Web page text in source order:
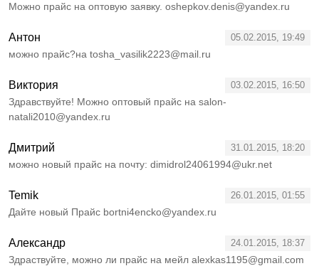
Можно прайс на оптовую заявку. oshepkov.denis@yandex.ru
Антон 05.02.2015, 19:49
можно прайс?на tosha_vasilik2223@mail.ru
Виктория 03.02.2015, 16:50
Здравствуйте! Можно оптовый прайс на salon-
natali2010@yandex.ru
Дмитрий 31.01.2015, 18:20
можно новый прайс на почту: dimidrol24061994@ukr.net
Temik 26.01.2015, 01:55
Дайте новый Прайс bortni4encko@yandex.ru
Александр 24.01.2015, 18:37
Здраствуйте, можно ли прайс на мейл alexkas1195@gmail.com